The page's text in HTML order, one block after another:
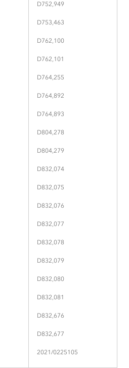
D752,949
D753,463
D762,100
D762,101
D764,255
D764,892
D764,893
D804,278
D804,279
D832,074
D832,075
D832,076
D832,077
D832,078
D832,079
D832,080
D832,081
D832,676
D832,677
2021/0225105